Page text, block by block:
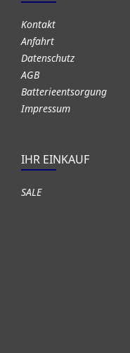
Kontakt
Anfahrt
Datenschutz
AGB
Batterieentsorgung
Impressum
IHR EINKAUF
SALE